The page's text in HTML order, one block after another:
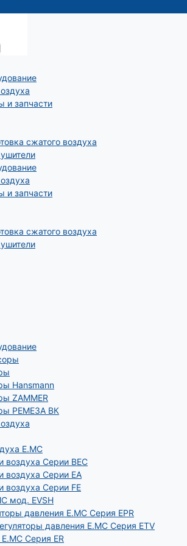
и запчасти
сжатого воздуха
и запчасти
сжатого воздуха
Hansmann
ZAMMER
РЕМЕЗА ВК
E.MC
воздуха Серии BEC
воздуха Серии EA
воздуха Серии FE
мод. EVSH
давления E.MC Серия EPR
давления E.MC Серия ETV
Серия ER